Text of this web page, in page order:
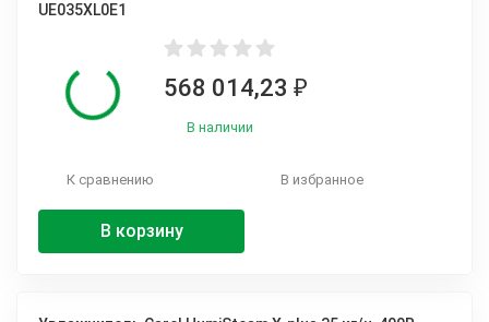
UE035XL0E1
568 014,23 ₽
В наличии
К сравнению В избранное
В корзину